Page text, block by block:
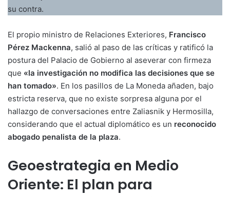
su contra.
El propio ministro de Relaciones Exteriores, Francisco
Pérez Mackenna, salió al paso de las críticas y ratificó la
postura del Palacio de Gobierno al aseverar con firmeza
que «la investigación no modifica las decisiones que se
han tomado». En los pasillos de La Moneda añaden, bajo
estricta reserva, que no existe sorpresa alguna por el
hallazgo de conversaciones entre Zaliasnik y Hermosilla,
considerando que el actual diplomático es un reconocido
abogado penalista de la plaza.
Geoestrategia en Medio
Oriente: El plan para